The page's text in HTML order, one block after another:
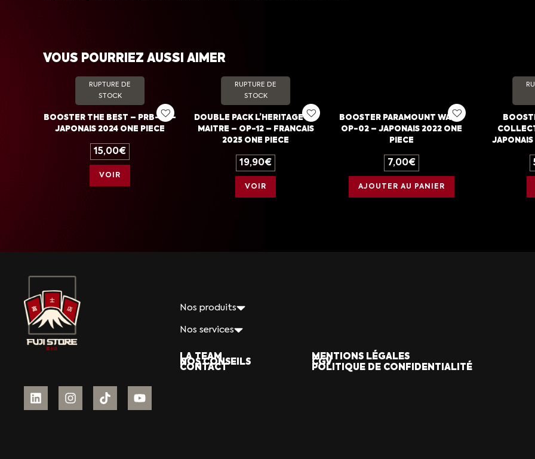
VOUS POURRIEZ AUSSI AIMER
RUPTURE DE
STOCK
BOOSTER THE BEST – PRB-01 –
JAPONAIS 2024 ONE PIECE
15,00€
VOIR
RUPTURE DE
STOCK
DOUBLE PACK L’HERITAGE DU
MAITRE – OP-12 – FRANCAIS
2025 ONE PIECE
19,90€
VOIR
BOOSTER PARAMOUNT WAR –
OP-02 – JAPONAIS 2022 ONE
PIECE
7,00€
AJOUTER AU PANIER
Nos produits
Nos services
LA TEAM
NOS CONSEILS
CONTACT
MENTIONS LÉGALES
CGV
POLITIQUE DE CONFIDENTIALITÉ